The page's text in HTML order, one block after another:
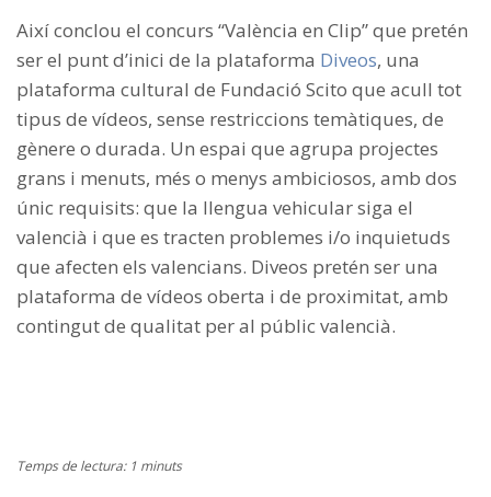
Així conclou el concurs “València en Clip” que pretén
ser el punt d’inici de la plataforma Diveos, una
plataforma cultural de Fundació Scito que acull tot
tipus de vídeos, sense restriccions temàtiques, de
gènere o durada. Un espai que agrupa projectes
grans i menuts, més o menys ambiciosos, amb dos
únic requisits: que la llengua vehicular siga el
valencià i que es tracten problemes i/o inquietuds
que afecten els valencians. Diveos pretén ser una
plataforma de vídeos oberta i de proximitat, amb
contingut de qualitat per al públic valencià.
Temps de lectura: 1 minuts